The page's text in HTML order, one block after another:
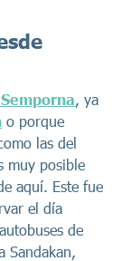
, ya
o porque
las del
muy posible
aquí. Este fue
el día
de
Sandakan,